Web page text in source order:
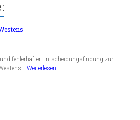
fehlerhafter Entscheidungsfindung zur
…Weiterlesen...